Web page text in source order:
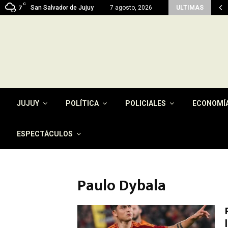
7
C
San Salvador de Jujuy 7 agosto, 2026 ULTIMAS
reactiva con fondos propios 45 viviendas…
JUJUY POLÍTICA POLICIALES
ESPECTÁCULOS
Paulo Dybala